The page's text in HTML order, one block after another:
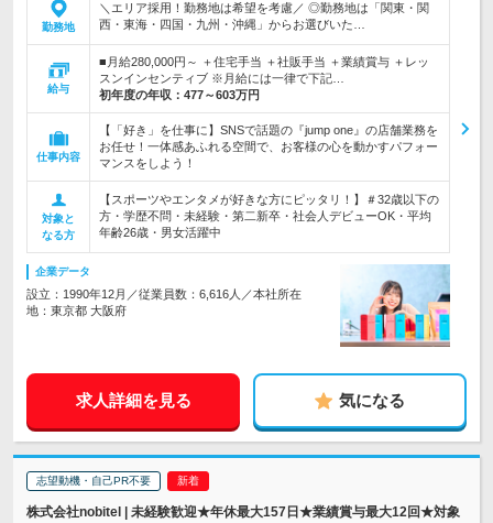
勤務地
＼エリア採用！勤務地は希望を考慮／ ◎勤務地は「関東・関
西・東海・四国・九州・沖縄」からお選びいた…
給与
■月給280,000円～ ＋住宅手当 ＋社販手当 ＋業績賞与 ＋レッ
スンインセンティブ ※月給には一律で下記…
初年度の年収： 477～603万円
仕事内容
【「好き」を仕事に】SNSで話題の『jump one』の店舗業務を
お任せ！一体感あふれる空間で、お客様の心を動かすパフォー
マンスをしよう！
対象と
なる方
【スポーツやエンタメが好きな方にピッタリ！】＃32歳以下の
方・学歴不問・未経験・第二新卒・社会人デビューOK・平均
年齢26歳・男女活躍中
企業データ
設立：1990年12月／従業員数：6,616人／本社所在
地：東京都 大阪府
求人詳細を見る 気になる
志望動機・自己PR不要
株式会社nobitel | 未経験歓迎★年休最大157日★業績賞与最大12回★対象